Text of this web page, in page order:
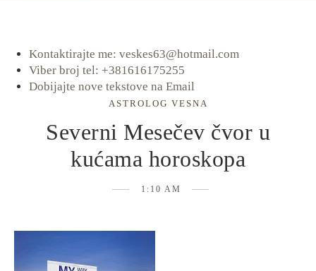
Kontaktirajte me: veskes63@hotmail.com
Viber broj tel: +381616175255
Dobijajte nove tekstove na Email
ASTROLOG VESNA
Severni Mesečev čvor u
kućama horoskopa
1:10 AM